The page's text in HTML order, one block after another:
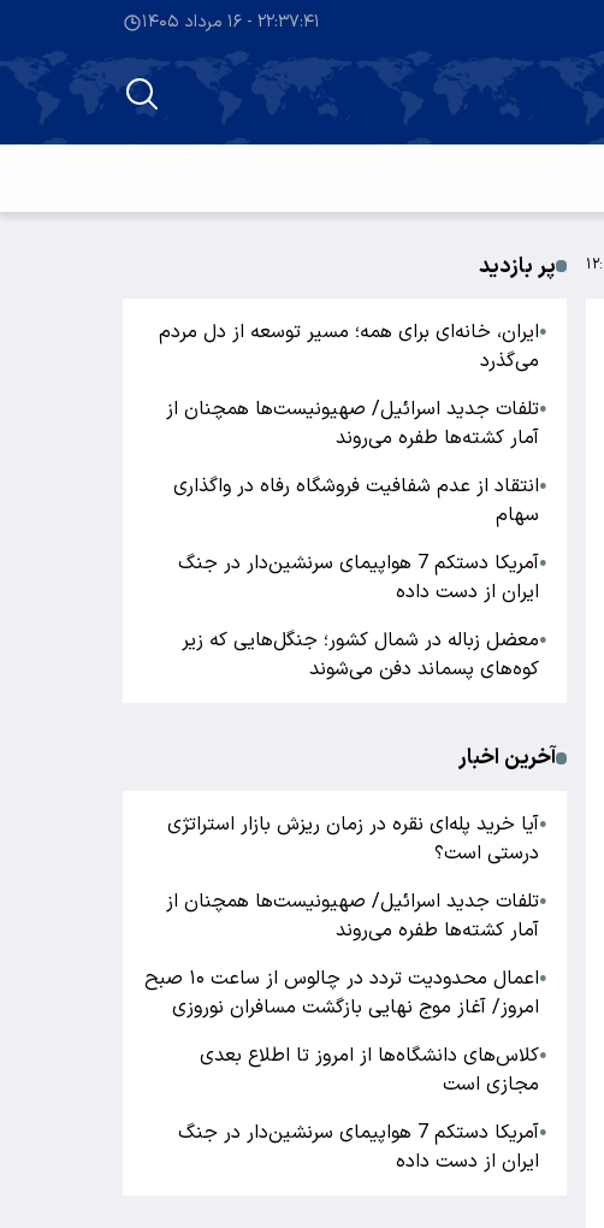
۲۲:۳۷:۴۲ - ۱۶ مرداد ۱۴۰۵
پر بازدید
●ایران، خانه‌ای برای همه؛ مسیر توسعه از دل مردم
می‌گذرد
●تلفات جدید اسرائیل/ صهیونیست‌ها همچنان از
آمار کشته‌ها طفره می‌روند
●انتقاد از عدم شفافیت فروشگاه رفاه در واگذاری
سهام
●
آمریکا دستکم 7 هواپیمای سرنشین‌دار در جنگ
ایران از دست داده
●معضل زباله در شمال کشور؛ جنگل‌هایی که زیر
کوه‌های پسماند دفن می‌شوند
آخرین اخبار
●آیا خرید پله‌ای نقره در زمان ریزش بازار استراتژی
درستی است؟
●تلفات جدید اسرائیل/ صهیونیست‌ها همچنان از
آمار کشته‌ها طفره می‌روند
●
اعمال محدودیت تردد در چالوس از ساعت ۱۰ صبح
امروز/ آغاز موج نهایی بازگشت مسافران نوروزی
●کلاس‌های دانشگاه‌ها از امروز تا اطلاع بعدی
مجازی است
●
آمریکا دستکم 7 هواپیمای سرنشین‌دار در جنگ
ایران از دست داده